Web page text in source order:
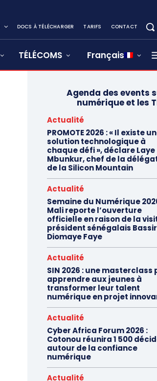
DOCS À TÉLÉCHARGER TARIFS CONTACT
TÉLÉCOMS Français
Agenda des events
numérique et les
Actualité
PROMOTE 2026 : « Il existe
solution technologique à
chaque défi », déclare Laye
Mbunkur, chef de la
de la Silicon Mountain
Actualité
Semaine du Numérique
Mali reporte l’ouverture
officielle en raison de la
président sénégalais
Diomaye Faye
Actualité
SIN 2026 : une masterclass
apprendre aux jeunes à
transformer leur talent
numérique en projet
Actualité
Cyber Africa Forum 2026 :
Cotonou réunira 1 500
autour de la confiance
numérique
Actualité